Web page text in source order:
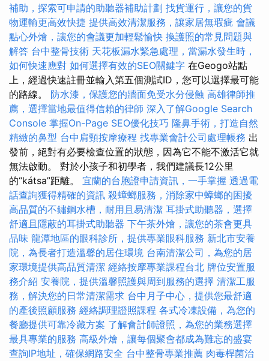
補助，探索可申請的助聽器補助計劃 找貨運行，讓您的貨
物運輸更高效快捷 提供高效清潔服務，讓家居無瑕疵 會議
點心外燴，讓您的會議更加輕鬆愉快 換護照的常見問題與
解答 台中整骨技術 天花板漏水緊急處理，當漏水發生時，
如何快速應對 如何選擇有效的SEO關鍵字 在Geogo站點
上，經過快速註冊並輸入第五個測試ID，您可以選擇最可能
的路線。 防水漆，保護您的牆面免受水分侵蝕 高雄律師推
薦，選擇當地最值得信賴的律師 深入了解Google Search
Console 掌握On-Page SEO優化技巧 隆鼻手術，打造自然
精緻的鼻型 台中肩頸按摩療程 找專業會計公司處理帳務 出
發前，絕對有必要檢查位置的狀態，因為它不能不激活它就
無法啟動。 對於小孩子和初學者，我們建議長12公里
的“kátsa”距離。 宜蘭的台胞證申請資訊，一手掌握 透過電
話查詢獲得精確的資訊 殺蟑螂服務，消除家中蟑螂的困擾
高品質的不鏽鋼水槽，耐用且易清潔 耳掛式助聽器，選擇
舒適且隱蔽的耳掛式助聽器 下午茶外燴，讓您的茶會更具
品味 龍潭地區的眼科診所，提供專業眼科服務 新北市安養
院，為長者打造溫馨的居住環境 台南清潔公司，為您的居
家環境提供高品質清潔 經絡按摩專業課程台北 牌位安置服
務介紹 安養院，提供溫馨照護與周到服務的選擇 清潔工服
務，解決您的日常清潔需求 台中月子中心，提供您最舒適
的產後照顧服務 經絡調理證照課程 各式冷凍設備，為您的
餐廳提供可靠冷藏方案 了解會計師證照，為您的業務選擇
最具專業的服務 高級外燴，讓每個聚會都成為難忘的盛宴
查詢IP地址，確保網路安全 台中整骨專業推薦 肉毒桿菌治